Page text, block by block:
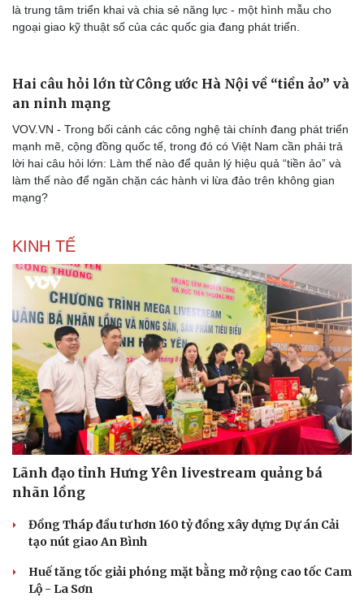
là trung tâm triển khai và chia sẻ năng lực - một hình mẫu cho
ngoại giao kỹ thuật số của các quốc gia đang phát triển.
Hai câu hỏi lớn từ Công ước Hà Nội về “tiền ảo” và
an ninh mạng
VOV.VN - Trong bối cảnh các công nghệ tài chính đang phát triển
mạnh mẽ, cộng đồng quốc tế, trong đó có Việt Nam cần phải trả
lời hai câu hỏi lớn: Làm thế nào để quản lý hiệu quả “tiền ảo” và
làm thế nào để ngăn chặn các hành vi lừa đảo trên không gian
mạng?
KINH TẾ
Lãnh đạo tỉnh Hưng Yên livestream quảng bá
nhãn lồng
Đồng Tháp đầu tư hơn 160 tỷ đồng xây dựng Dự án Cải
tạo nút giao An Bình
Huế tăng tốc giải phóng mặt bằng mở rộng cao tốc Cam
Lộ - La Sơn